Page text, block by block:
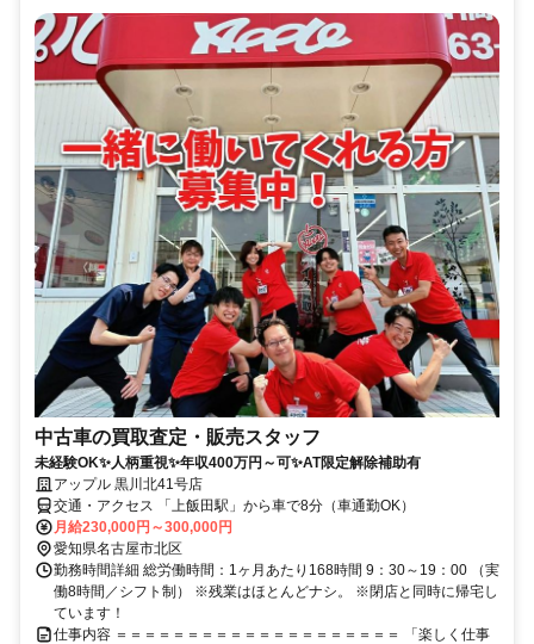
中古車の買取査定・販売スタッフ
未経験OK✨人柄重視✨年収400万円～可✨AT限定解除補助有
アップル 黒川北41号店
交通・アクセス 「上飯田駅」から車で8分（車通勤OK）
月給230,000円～300,000円
愛知県名古屋市北区
勤務時間詳細 総労働時間：1ヶ月あたり168時間 9：30～19：00 （実
働8時間／シフト制） ※残業はほとんどナシ。 ※閉店と同時に帰宅し
ています！
仕事内容 ＝＝＝＝＝＝＝＝＝＝＝＝＝＝＝＝＝＝＝＝ 「楽しく仕事